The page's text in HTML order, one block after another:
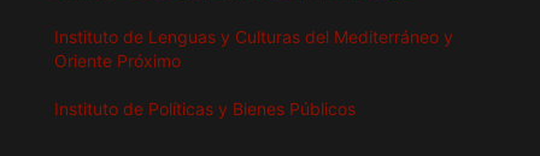
Instituto de Lenguas y Culturas del Mediterráneo y
Oriente Próximo
Instituto de Políticas y Bienes Públicos